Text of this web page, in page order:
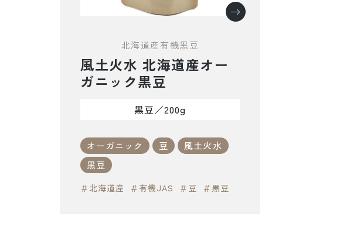
北海道産有機黒豆
風土火水 北海道産オー
ガニック黒豆
黒豆／200g
オーガニック 豆
風土火水
黒豆
＃北海道産 ＃有機JAS ＃豆 ＃黒豆